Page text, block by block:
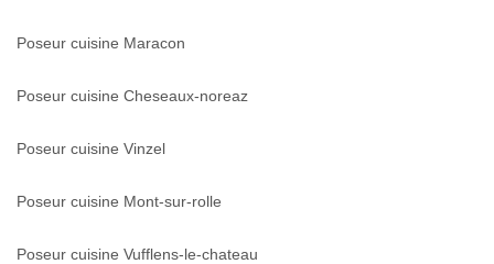
Poseur cuisine Maracon
Poseur cuisine Cheseaux-noreaz
Poseur cuisine Vinzel
Poseur cuisine Mont-sur-rolle
Poseur cuisine Vufflens-le-chateau